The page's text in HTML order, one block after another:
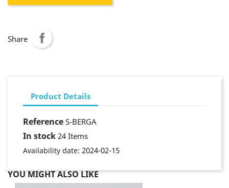
Share
Product Details
Reference S-BERGA
In stock 24 Items
Availability date: 2024-02-15
YOU MIGHT ALSO LIKE